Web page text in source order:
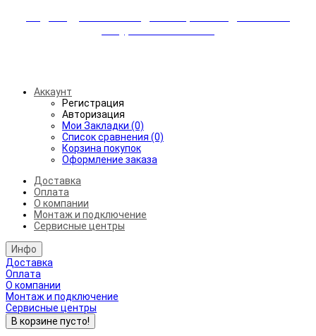
Аккаунт
Регистрация
Авторизация
Мои Закладки (0)
Список сравнения (0)
Корзина покупок
Оформление заказа
Доставка
Оплата
О компании
Монтаж и подключение
Сервисные центры
Инфо
Доставка
Оплата
О компании
Монтаж и подключение
Сервисные центры
В корзине пусто!